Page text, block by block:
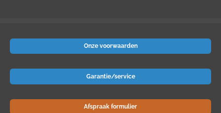
Onze voorwaarden
Garantie/service
Afspraak formulier